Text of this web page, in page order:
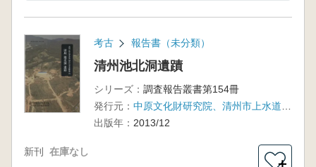
考古 報告書（未分類）
清州池北洞遺蹟
シリーズ： 調査報告叢書第154冊
発行元：
出版年： 2013/12
新刊 在庫なし
＋